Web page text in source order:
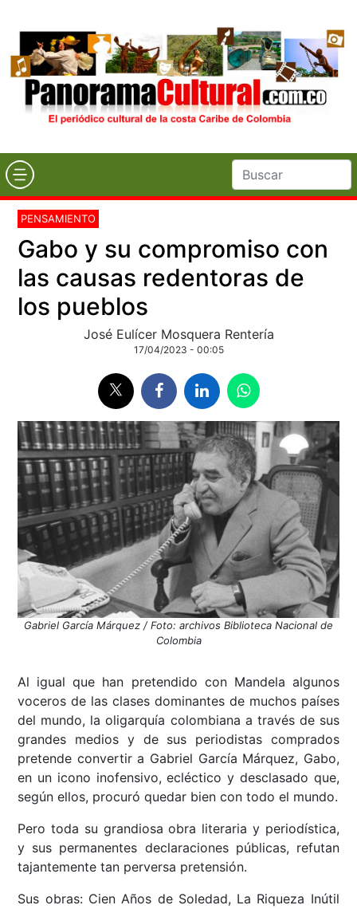
PENSAMIENTO
Gabo y su compromiso con
las causas redentoras de
los pueblos
José Eulícer Mosquera Rentería
17/04/2023 - 00:05
Gabriel García Márquez / Foto: archivos Biblioteca Nacional de
Colombia
Al igual que han pretendido con Mandela algunos
voceros de las clases dominantes de muchos países
del mundo, la oligarquía colombiana a través de sus
grandes medios y de sus periodistas comprados
pretende convertir a Gabriel García Márquez, Gabo,
en un icono inofensivo, ecléctico y desclasado que,
según ellos, procuró quedar bien con todo el mundo.
Pero toda su grandiosa obra literaria y periodística,
y sus permanentes declaraciones públicas, refutan
tajantemente tan perversa pretensión.
Sus obras: Cien Años de Soledad, La Riqueza Inútil